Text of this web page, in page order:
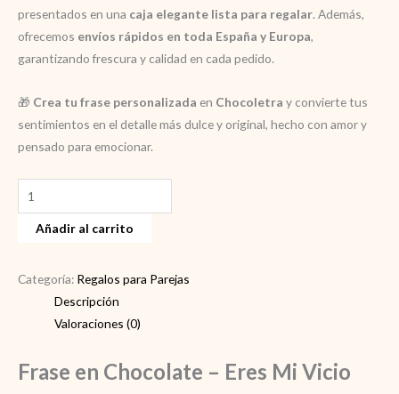
presentados en una caja elegante lista para regalar. Además,
ofrecemos envíos rápidos en toda España y Europa,
garantizando frescura y calidad en cada pedido.
🎁 Crea tu frase personalizada en Chocoletra y convierte tus
sentimientos en el detalle más dulce y original, hecho con amor y
pensado para emocionar.
Frase
en
chocolate
Eres
cantidad
Añadir al carrito
Categoría: Regalos para Parejas
Descripción
Valoraciones (0)
Frase en Chocolate – Eres Mi Vicio